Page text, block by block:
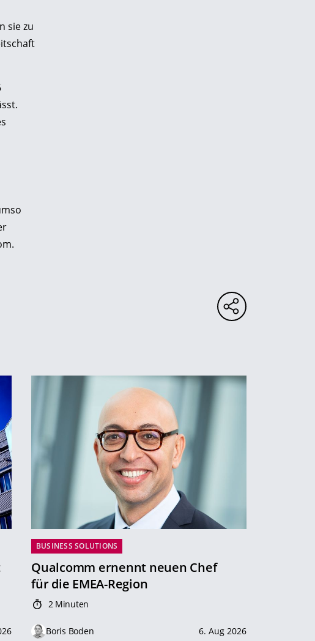
sie zu
BUSINESS SOLUTIONS
Qualcomm ernennt neuen Chef
für die EMEA-Region
2 Minuten
Boris Boden 6. Aug 2026